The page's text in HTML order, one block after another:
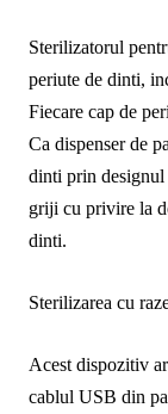
Sterilizatorul
periute de dinti,
Fiecare cap de
Ca dispenser de
dinti prin designul
griji cu privire la
dinti.
Sterilizarea cu
Acest dispozitiv
cablul USB din